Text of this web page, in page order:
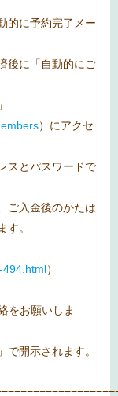
的に予約完了メー
後に「自動的にご
）にアクセ
スとパスワードで
ご入金後のかたは
。
494.html）
をお願いしま
開示されます。